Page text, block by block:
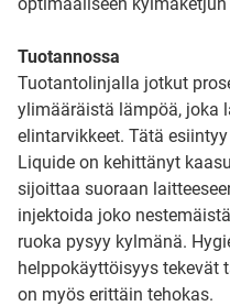
Tuotannossa
Tuotantolinjalla jotkut
ylimääräistä lämpöä, joka
elintarvikkeet. Tätä
Liquide on kehittänyt
sijoittaa suoraan
injektoida joko
ruoka pysyy kylmänä.
helppokäyttöisyys tekevät
on myös erittäin tehokas.